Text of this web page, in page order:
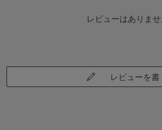
レビューはありませ
レビューを書